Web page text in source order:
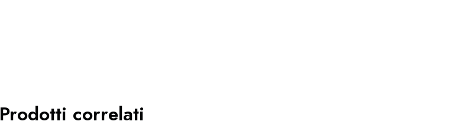
Prodotti correlati